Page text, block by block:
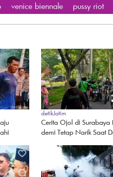
venice biennale pussy riot
detikJatim
Cerita Ojol di Surabaya
demi Tetap Narik Saat